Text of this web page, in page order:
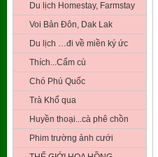
Du lịch Homestay, Farmstay
Voi Bản Đôn, Dak Lak
Du lịch …đi về miền ký ức
Thích...Cẩm cù
Chó Phú Quốc
Trà Khổ qua
Huyền thoại...cà phê chồn
Phim trường ảnh cưới